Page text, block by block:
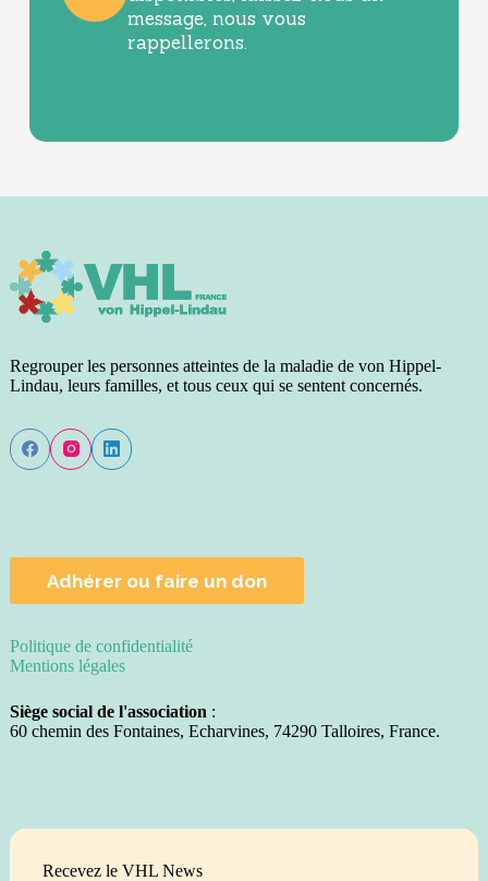
message, nous vous
rappellerons.
Regrouper les personnes atteintes de la maladie de von Hippel-
Lindau, leurs familles, et tous ceux qui se sentent concernés.
Adhérer ou faire un don
Politique de confidentialité
Mentions légales
Siège social de l'association:
60 chemin des Fontaines, Echarvines, 74290 Talloires, France.
Recevez le VHL News